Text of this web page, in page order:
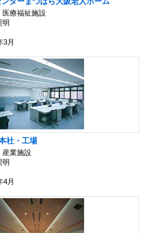
医療福祉施設
明
3月
社・工場
産業施設
明
4月